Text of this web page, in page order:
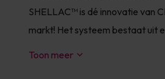
SHELLAC™ is dé innovatie van
markt! Het systeem bestaat uit
Toon meer